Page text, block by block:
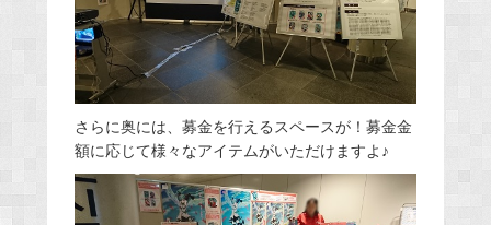
さらに奥には、募金を行えるスペースが！募金金
額に応じて様々なアイテムがいただけますよ♪